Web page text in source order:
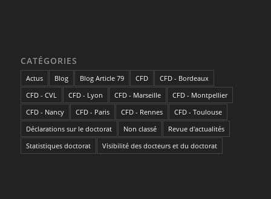
CATÉGORIES
Actus Blog Blog Article 79 CFD
CFD - Bordeaux
CFD - CVL
CFD - Lyon CFD - Marseille
CFD - Montpellier
CFD - Nancy
CFD - Paris CFD - Rennes
CFD - Toulouse
Déclarations sur le doctorat
Non classé
Revue d'actualités
Statistiques doctorat
Visibilité des docteurs et du doctorat